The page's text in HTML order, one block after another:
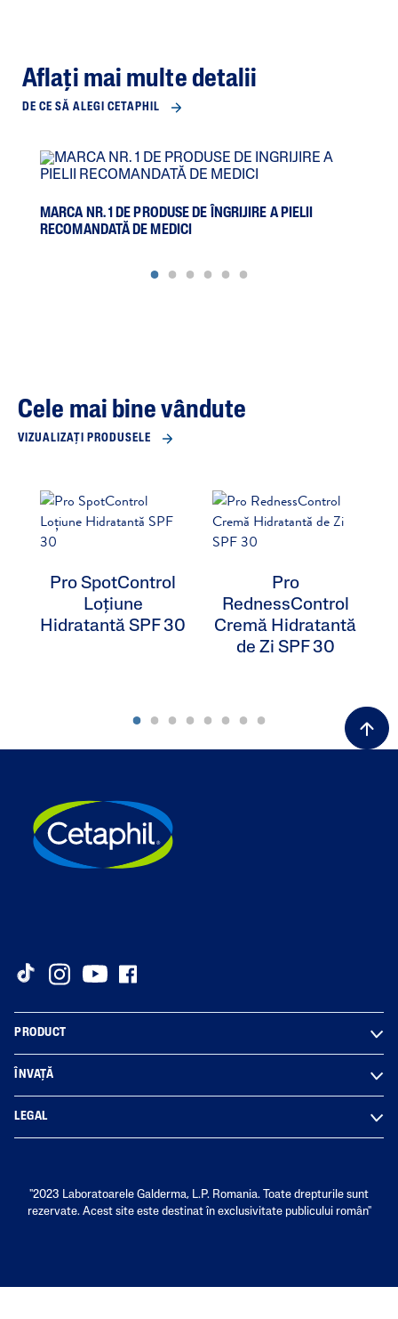
Aflați mai multe detalii
DE CE SĂ ALEGI CETAPHIL
MARCA NR. 1 DE PRODUSE DE ÎNGRIJIRE A PIELII
RECOMANDATĂ DE MEDICI
Cele mai bine vândute
VIZUALIZAȚI PRODUSELE
Pro SpotControl
Loțiune
Hidratantă SPF 30
Pro
RednessControl
Cremă Hidratantă
de Zi SPF 30
PRODUCT
ÎNVAȚĂ
LEGAL
"2023 Laboratoarele Galderma, L.P. Romania. Toate drepturile sunt
rezervate. Acest site este destinat în exclusivitate publicului român"